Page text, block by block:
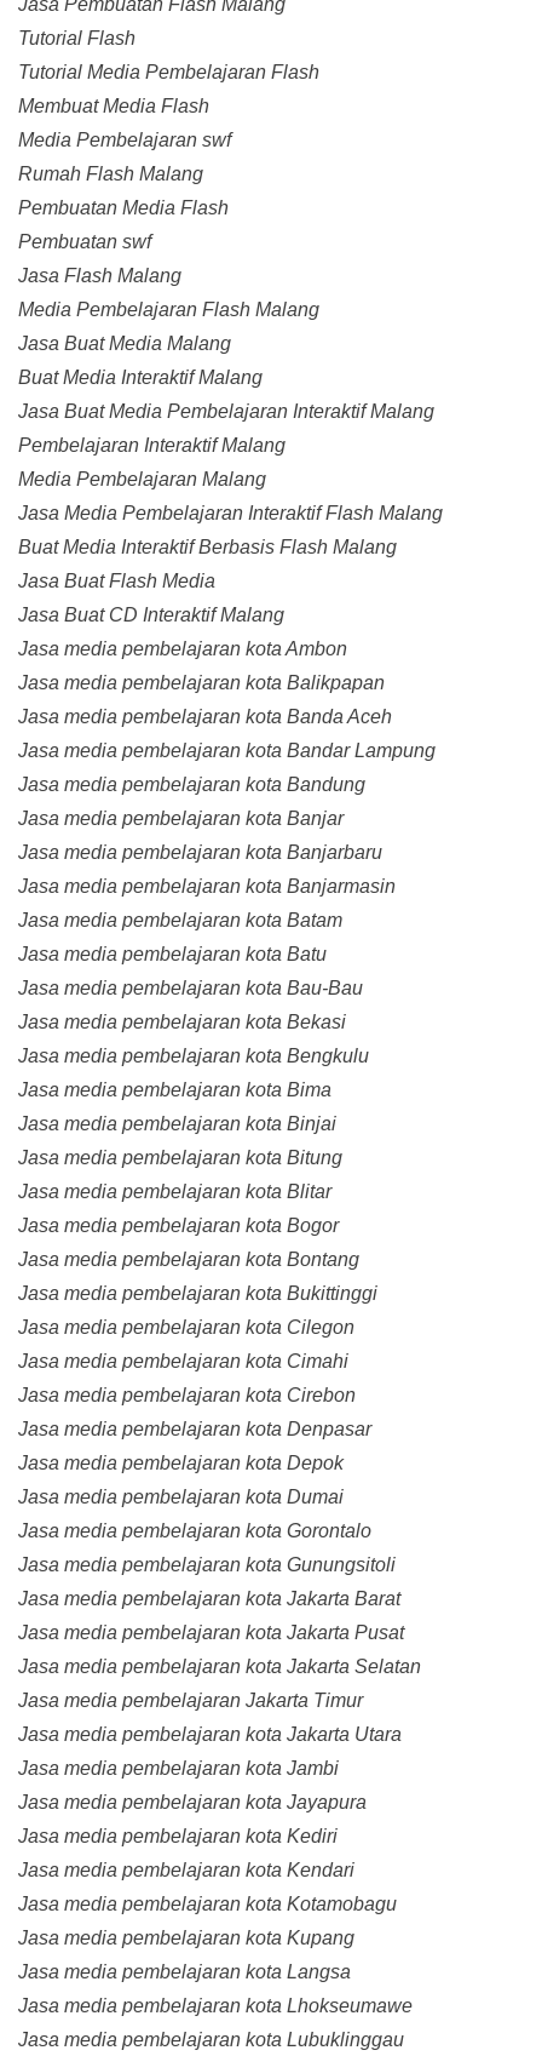
Jasa Pembuatan Flash Malang
Tutorial Flash
Tutorial Media Pembelajaran Flash
Membuat Media Flash
Media Pembelajaran swf
Rumah Flash Malang
Pembuatan Media Flash
Pembuatan swf
Jasa Flash Malang
Media Pembelajaran Flash Malang
Jasa Buat Media Malang
Buat Media Interaktif Malang
Jasa Buat Media Pembelajaran Interaktif Malang
Pembelajaran Interaktif Malang
Media Pembelajaran Malang
Jasa Media Pembelajaran Interaktif Flash Malang
Buat Media Interaktif Berbasis Flash Malang
Jasa Buat Flash Media
Jasa Buat CD Interaktif Malang
Jasa media pembelajaran kota Ambon
Jasa media pembelajaran kota Balikpapan
Jasa media pembelajaran kota Banda Aceh
Jasa media pembelajaran kota Bandar Lampung
Jasa media pembelajaran kota Bandung
Jasa media pembelajaran kota Banjar
Jasa media pembelajaran kota Banjarbaru
Jasa media pembelajaran kota Banjarmasin
Jasa media pembelajaran kota Batam
Jasa media pembelajaran kota Batu
Jasa media pembelajaran kota Bau-Bau
Jasa media pembelajaran kota Bekasi
Jasa media pembelajaran kota Bengkulu
Jasa media pembelajaran kota Bima
Jasa media pembelajaran kota Binjai
Jasa media pembelajaran kota Bitung
Jasa media pembelajaran kota Blitar
Jasa media pembelajaran kota Bogor
Jasa media pembelajaran kota Bontang
Jasa media pembelajaran kota Bukittinggi
Jasa media pembelajaran kota Cilegon
Jasa media pembelajaran kota Cimahi
Jasa media pembelajaran kota Cirebon
Jasa media pembelajaran kota Denpasar
Jasa media pembelajaran kota Depok
Jasa media pembelajaran kota Dumai
Jasa media pembelajaran kota Gorontalo
Jasa media pembelajaran kota Gunungsitoli
Jasa media pembelajaran kota Jakarta Barat
Jasa media pembelajaran kota Jakarta Pusat
Jasa media pembelajaran kota Jakarta Selatan
Jasa media pembelajaran Jakarta Timur
Jasa media pembelajaran kota Jakarta Utara
Jasa media pembelajaran kota Jambi
Jasa media pembelajaran kota Jayapura
Jasa media pembelajaran kota Kediri
Jasa media pembelajaran kota Kendari
Jasa media pembelajaran kota Kotamobagu
Jasa media pembelajaran kota Kupang
Jasa media pembelajaran kota Langsa
Jasa media pembelajaran kota Lhokseumawe
Jasa media pembelajaran kota Lubuklinggau